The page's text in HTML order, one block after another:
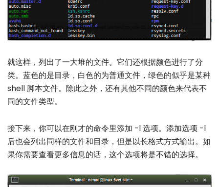
就这样，列出了一大堆的文件。它们还根据颜色进行了分
类。蓝色的是目录，白色的为普通文件，绿色的似乎是某种
shell 脚本文件。除此之外，还有其他不同的颜色来代表不
同的文件类型。
接下来，你可以在刚才的命令里添加 -l 选项。添加选项 -l
后也会列出同样的文件和目录，但是以长格式方式输出。如
果你需要查看更多信息的话，这个选项将是不错的选择。